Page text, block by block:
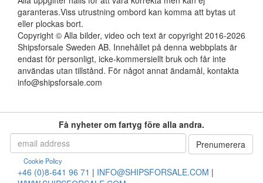
garanteras.Viss utrustning ombord kan komma att bytas ut
eller plockas bort.
Copyright © Alla bilder, video och text är copyright 2016-2026
Shipsforsale Sweden AB. Innehållet på denna webbplats är
endast för personligt, icke-kommersiellt bruk och får inte
användas utan tillstånd. För något annat ändamål, kontakta
info@shipsforsale.com
Få nyheter om fartyg före alla andra.
Cookie Policy
+46 (0)8-641 96 71 | INFO@SHIPSFORSALE.COM |